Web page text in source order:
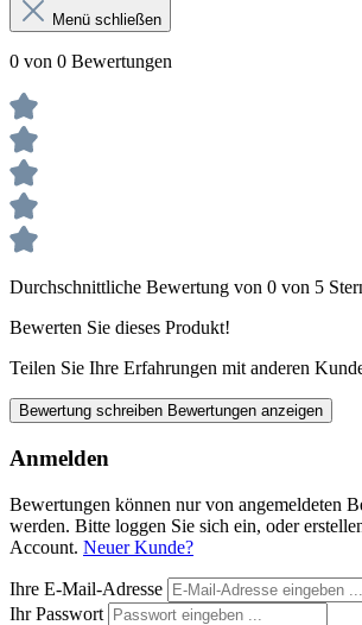
Menü schließen
0 von 0 Bewertungen
Durchschnittliche Bewertung von 0 von 5
Bewerten Sie dieses Produkt!
Teilen Sie Ihre Erfahrungen mit anderen
Bewertung schreiben Bewertungen anzeigen
Anmelden
Bewertungen können nur von angemeldeten
werden. Bitte loggen Sie sich ein, oder
Account. Neuer Kunde?
Ihre E-Mail-Adresse
Ihr Passwort